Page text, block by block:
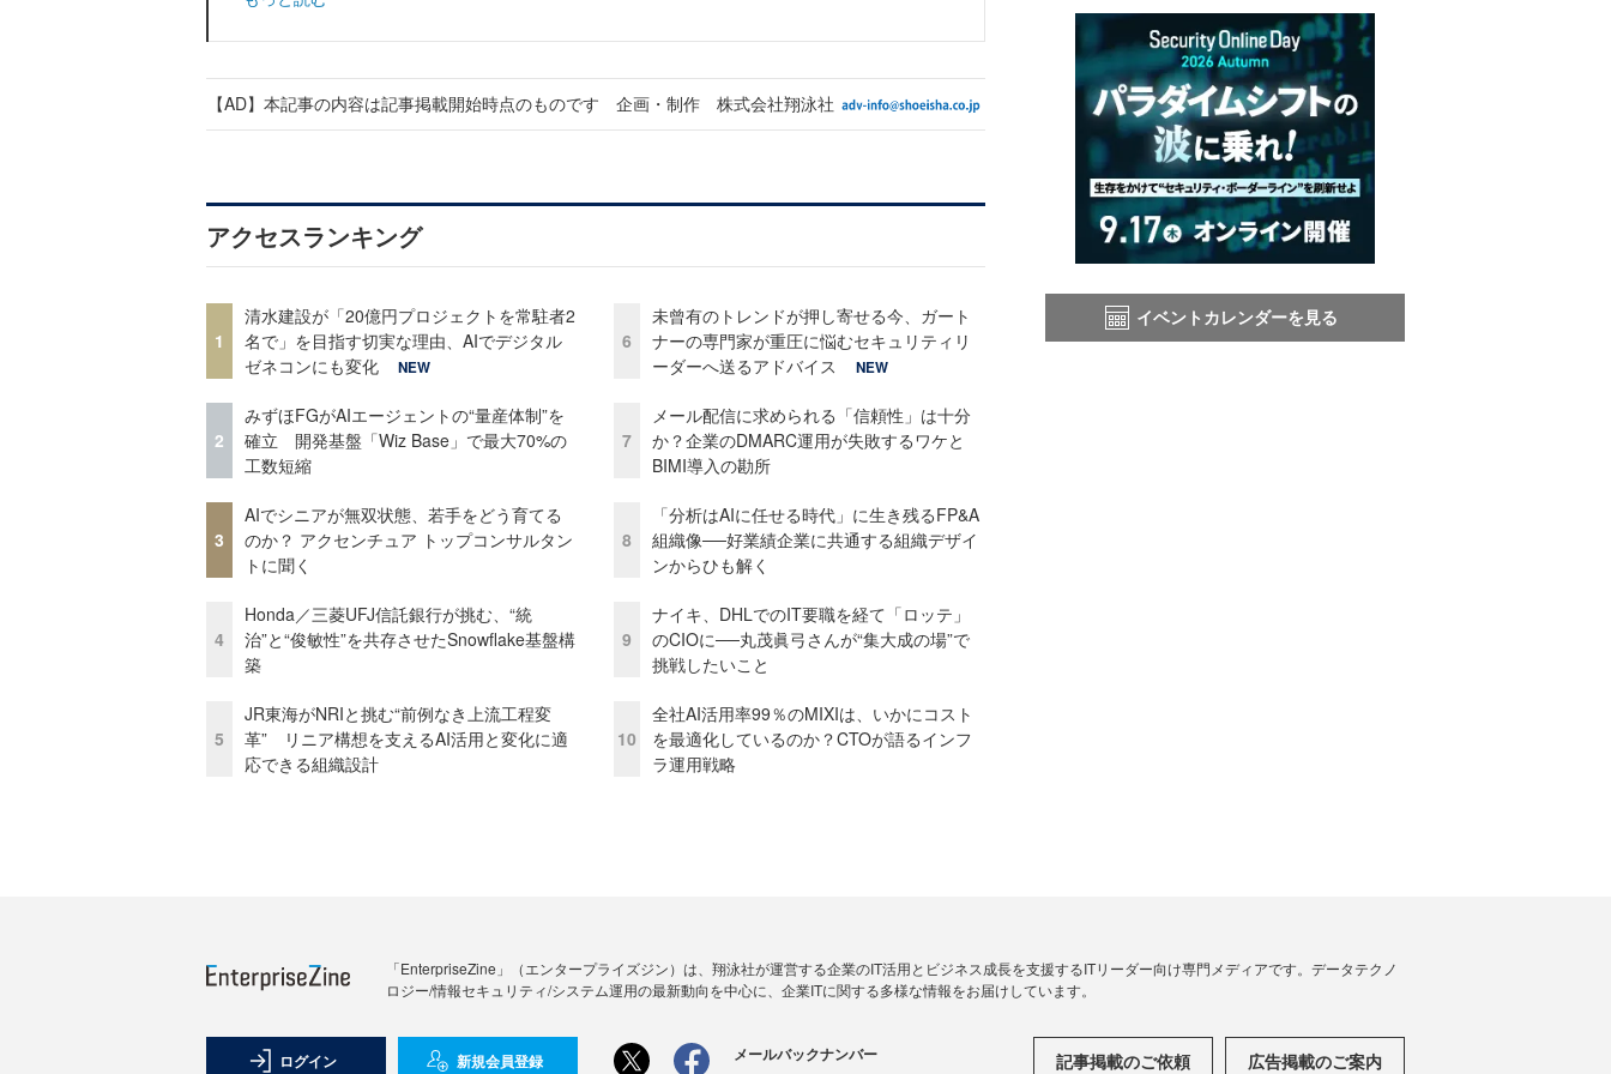
【AD】本記事の内容は記事掲載開始時点のものです 企画・制作 株式会社翔泳社
アクセスランキング
1
清水建設が「20億円プロジェクトを常駐者2
名で」を目指す切実な理由、AIでデジタル
ゼネコンにも変化
NEW
2
みずほFGがAIエージェントの“量産体制”を
確立 開発基盤「Wiz Base」で最大70%の
工数短縮
3
AIでシニアが無双状態、若手をどう育てる
のか？ アクセンチュア トップコンサルタン
トに聞く
4
Honda／三菱UFJ信託銀行が挑む、“統
治”と“俊敏性”を共存させたSnowflake基盤構
築
5
JR東海がNRIと挑む“前例なき上流工程変
革” リニア構想を支えるAI活用と変化に適
応できる組織設計
6
未曾有のトレンドが押し寄せる今、ガート
ナーの専門家が重圧に悩むセキュリティリ
ーダーへ送るアドバイス
NEW
7
メール配信に求められる「信頼性」は十分
か？企業のDMARC運用が失敗するワケと
BIMI導入の勘所
8
「分析はAIに任せる時代」に生き残るFP&A
組織像──好業績企業に共通する組織デザイ
ンからひも解く
9
ナイキ、DHLでのIT要職を経て「ロッテ」
のCIOに──丸茂眞弓さんが“集大成の場”で
挑戦したいこと
10
全社AI活用率99％のMIXIは、いかにコスト
を最適化しているのか？CTOが語るインフ
ラ運用戦略
イベントカレンダーを見る
「EnterpriseZine」（エンタープライズジン）は、翔泳社が運営する企業のIT活用とビジネス成長を支援するITリーダー向け専門メディアです。データテクノ
ロジー/情報セキュリティ/システム運用の最新動向を中心に、企業ITに関する多様な情報をお届けしています。
ログイン 新規会員登録 メールバックナンバー 記事掲載のご依頼 広告掲載のご案内